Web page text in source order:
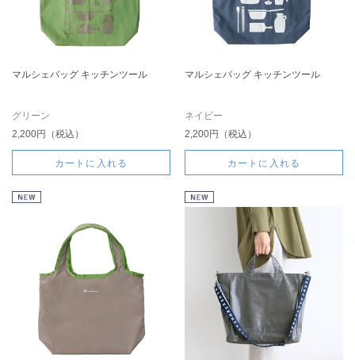
マルシェバッグ キッチンツール
グリーン
2,200円（税込）
カートに入れる
マルシェバッグ キッチンツール
ネイビー
2,200円（税込）
カートに入れる